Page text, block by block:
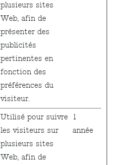
plusieurs sites
Web, afin de
présenter des
publicités
pertinentes en
fonction des
préférences du
visiteur.
Utilisé pour suivre
les visiteurs sur
plusieurs sites
Web, afin de
1
année